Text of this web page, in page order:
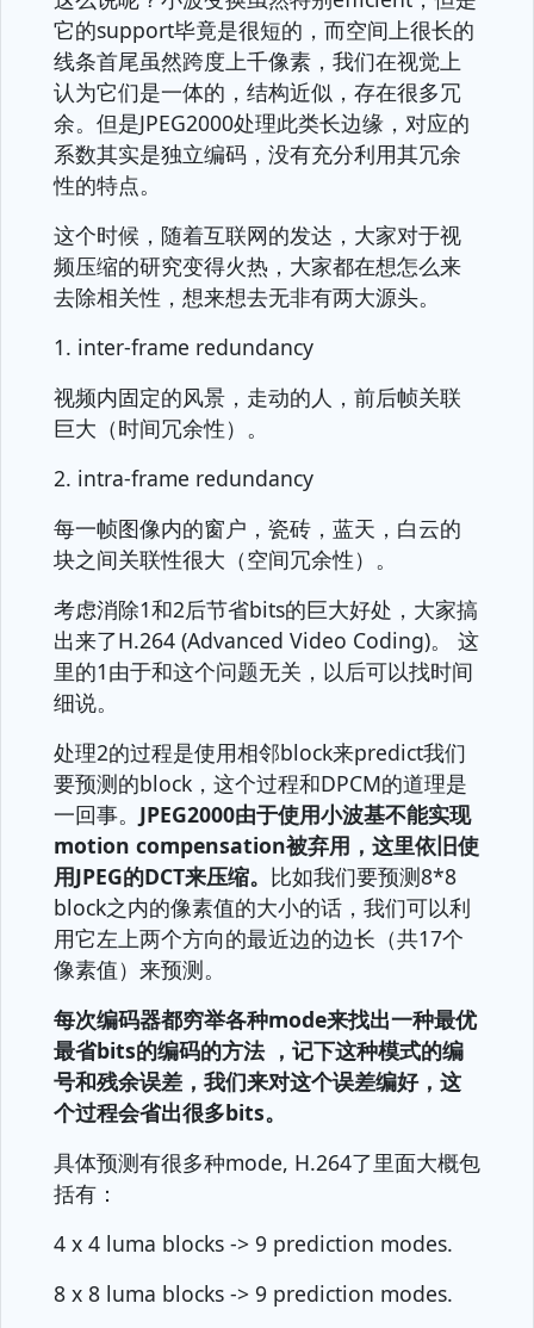
它的support毕竟是很短的，而空间上很长的
线条首尾虽然跨度上千像素，我们在视觉上
认为它们是一体的，结构近似，存在很多冗
余。但是JPEG2000处理此类长边缘，对应的
系数其实是独立编码，没有充分利用其冗余
性的特点。
这个时候，随着互联网的发达，大家对于视
频压缩的研究变得火热，大家都在想怎么来
去除相关性，想来想去无非有两大源头。
1. inter-frame redundancy
视频内固定的风景，走动的人，前后帧关联
巨大（时间冗余性）。
2. intra-frame redundancy
每一帧图像内的窗户，瓷砖，蓝天，白云的
块之间关联性很大（空间冗余性）。
考虑消除1和2后节省bits的巨大好处，大家搞
出来了H.264 (Advanced Video Coding)。 这
里的1由于和这个问题无关，以后可以找时间
细说。
处理2的过程是使用相邻block来predict我们
要预测的block，这个过程和DPCM的道理是
一回事。 JPEG2000由于使用小波基不能实现
motion compensation被弃用，这里依旧使
用JPEG的DCT来压缩。 比如我们要预测8*8
block之内的像素值的大小的话，我们可以利
用它左上两个方向的最近边的边长（共17个
像素值）来预测。
每次编码器都穷举各种mode来找出一种最优
最省bits的编码的方法 ，记下这种模式的编
号和残余误差，我们来对这个误差编好，这
个过程会省出很多bits。
具体预测有很多种mode, H.264了里面大概包
括有：
4 x 4 luma blocks -> 9 prediction modes.
8 x 8 luma blocks -> 9 prediction modes.